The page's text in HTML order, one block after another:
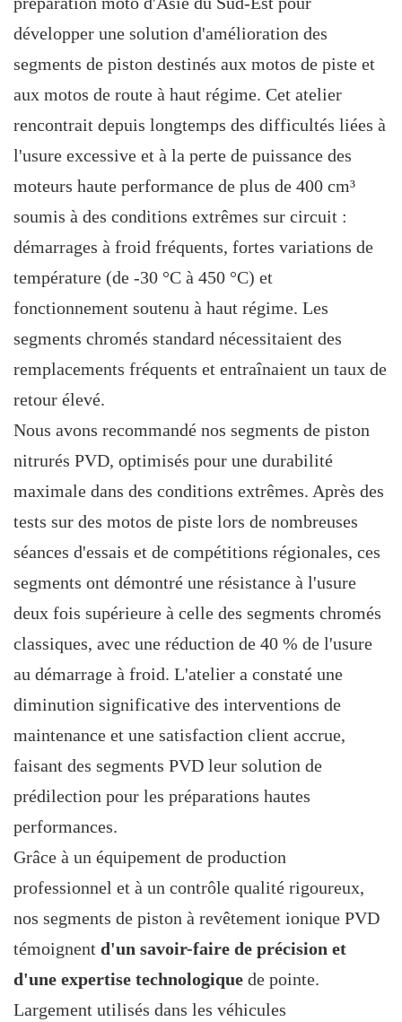
développer une solution d'amélioration des
segments de piston destinés aux motos de piste et
aux motos de route à haut régime. Cet atelier
rencontrait depuis longtemps des difficultés liées à
l'usure excessive et à la perte de puissance des
moteurs haute performance de plus de 400 cm³
soumis à des conditions extrêmes sur circuit :
démarrages à froid fréquents, fortes variations de
température (de -30 °C à 450 °C) et
fonctionnement soutenu à haut régime. Les
segments chromés standard nécessitaient des
remplacements fréquents et entraînaient un taux de
retour élevé.
Nous avons recommandé nos segments de piston
nitrurés PVD, optimisés pour une durabilité
maximale dans des conditions extrêmes. Après des
tests sur des motos de piste lors de nombreuses
séances d'essais et de compétitions régionales, ces
segments ont démontré une résistance à l'usure
deux fois supérieure à celle des segments chromés
classiques, avec une réduction de 40 % de l'usure
au démarrage à froid. L'atelier a constaté une
diminution significative des interventions de
maintenance et une satisfaction client accrue,
faisant des segments PVD leur solution de
prédilection pour les préparations hautes
performances.
Grâce à un équipement de production
professionnel et à un contrôle qualité rigoureux,
nos segments de piston à revêtement ionique PVD
témoignent d'un savoir-faire de précision et
d'une expertise technologique de pointe.
Largement utilisés dans les véhicules